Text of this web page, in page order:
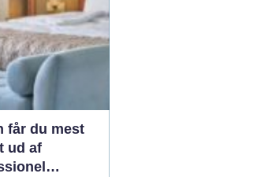
får du mest
ud af